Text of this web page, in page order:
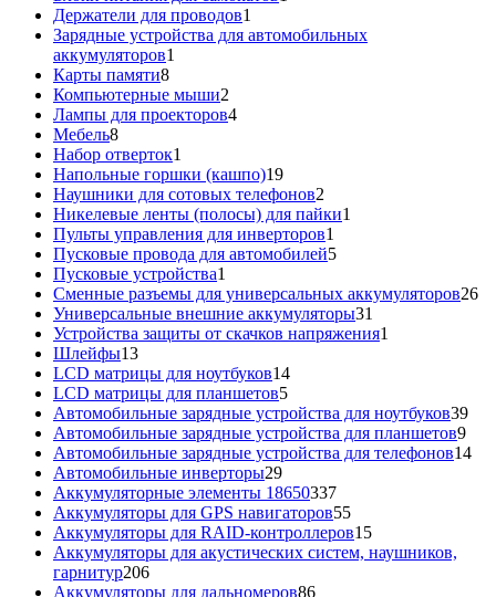
Держатели для проводов1
товар
Зарядные устройства для автомобильных
аккумуляторов1
Карты памяти88
товаров
Компьютерные мыши2
товара
Лампы для проекторов44
Мебель88
товаров
Набор отверток1
товар
Напольные горшки (кашпо)1919
товаров
Наушники для сотовых телефонов2
товара
Никелевые ленты (полосы) для пайки1
Пульты управления для инверторов1
товар
Пусковые провода для автомобилей55
Пусковые устройства1
товар
Сменные разъемы для универсальных аккумуляторов2626
Универсальные внешние аккумуляторы31
товар
Устройства защиты от скачков напряжения1
Шлейфы1313
товаров
LCD матрицы для ноутбуков1414
LCD матрицы для планшетов55
товаров
Автомобильные зарядные устройства для ноутбуков3939
Автомобильные зарядные устройства для планшетов99
Автомобильные зарядные устройства для телефонов1414
Автомобильные инверторы2929
товаров
Аккумуляторные элементы 18650337337
товаров
Аккумуляторы для GPS навигаторов5555
товаров
Аккумуляторы для RAID-контроллеров1515
товаров
Аккумуляторы для акустических систем, наушников,
гарнитур206206
товаров
Аккумуляторы для дальномеров8686